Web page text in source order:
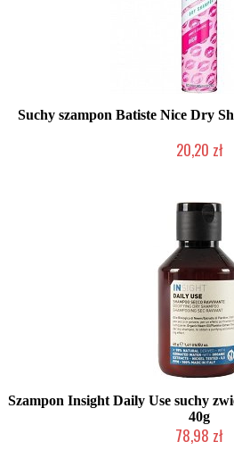
Suchy szampon Batiste Nice Dry
20,20 zł
Szampon Insight Daily Use suchy
40g
78,98 zł